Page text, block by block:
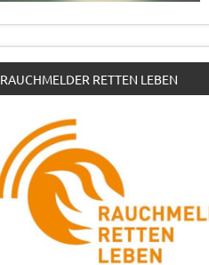
RAUCHMELDER RETTEN LEBEN